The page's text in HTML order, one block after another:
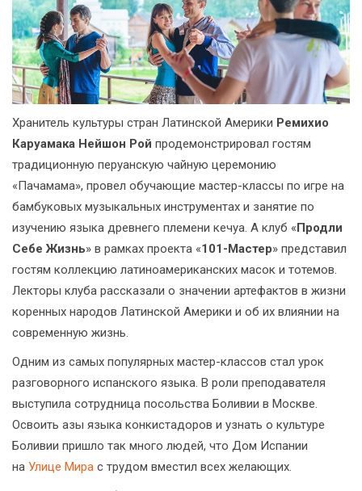
Хранитель культуры стран Латинской Америки Ремихио
Каруамака Нейшон Рой продемонстрировал гостям
традиционную перуанскую чайную церемонию
«Пачамама», провел обучающие мастер-классы по игре на
бамбуковых музыкальных инструментах и занятие по
изучению языка древнего племени кечуа. А клуб « Продли
Себе Жизнь» в рамках проекта «101-Мастер» представил
гостям коллекцию латиноамериканских масок и тотемов.
Лекторы клуба рассказали о значении артефактов в жизни
коренных народов Латинской Америки и об их влиянии на
современную жизнь.
Одним из самых популярных мастер-классов стал урок
разговорного испанского языка. В роли преподавателя
выступила сотрудница посольства Боливии в Москве.
Освоить азы языка конкистадоров и узнать о культуре
Боливии пришло так много людей, что Дом Испании
на Улице Мира с трудом вместил всех желающих.